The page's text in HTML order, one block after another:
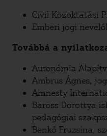
Civil Közoktatási
Emberi jogi
Továbbá a
Autonómia
Ambrus Ágnes,
Amnesty
Baross Dorottya
pedagógiai
Benkő Fruzsina,